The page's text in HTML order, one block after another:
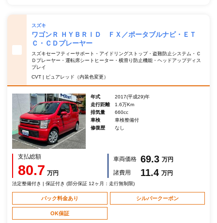
スズキ
ワゴンＲ ＨＹＢＲＩＤ ＦＸ／ポータブルナビ・ＥＴ
Ｃ・ＣＤプレーヤー
スズキセーフティーサポート・アイドリングストップ・盗難防止システム・Ｃ
Ｄプレーヤー・運転席シートヒーター・横滑り防止機能・ヘッドアップディス
プレイ
CVT | ピュアレッド（内装色変更）
年式
2017(平成29)年
走行距離
1.6万Km
排気量
660cc
車検
車検整備付
修復歴
なし
支払総額
80.7 万円
車両価格 69.3 万円
諸費用
11.4 万円
法定整備付き | 保証付き (部分保証 12ヶ月：走行無制限)
パック料金あり シルバークーポン
OK保証